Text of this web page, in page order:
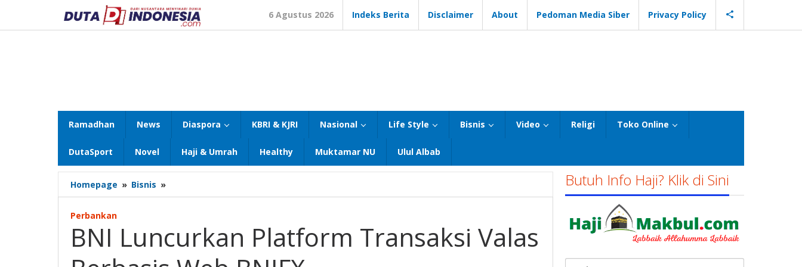
konten
6 Agustus 2026 Indeks Berita Disclaimer About Pedoman Media Siber Privacy Policy
Ramadhan News Diaspora KBRI & KJRI Nasional Life Style Bisnis Video Religi Toko Online
DutaSport Novel Haji & Umrah Healthy Muktamar NU Ulul Albab
Homepage » Bisnis »
Luncurkan
Valas
Berbasis
Web
Perbankan
BNI Luncurkan Platform Transaksi Valas
Butuh Info Haji? Klik di Sini